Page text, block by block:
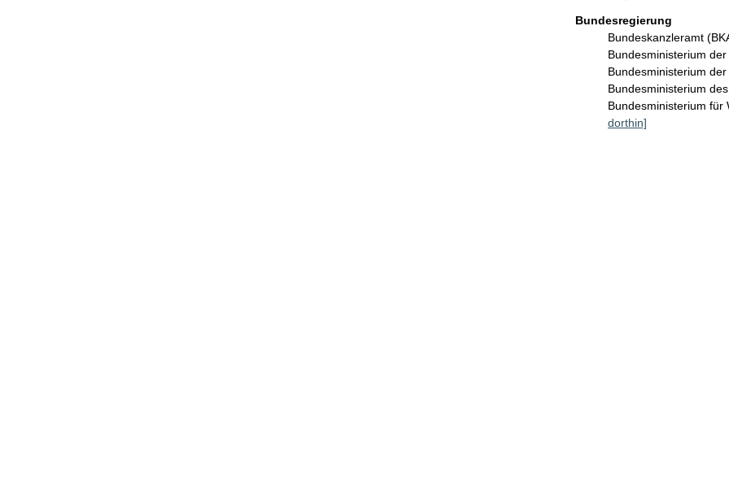
Bundesregierung
Bundeskanzleramt
Bundesministerium
Bundesministerium
Bundesministerium
Bundesministerium für
dorthin]